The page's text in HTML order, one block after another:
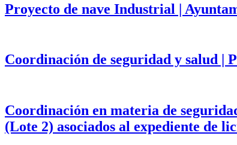
Proyecto de nave Industrial |
Coordinación de seguridad y salud |
Coordinación en materia de
(Lote 2) asociados al expediente de